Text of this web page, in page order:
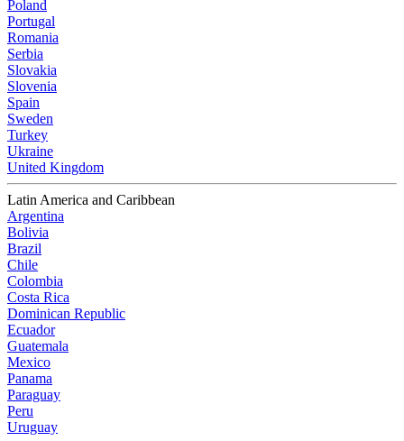
Poland
Portugal
Romania
Serbia
Slovakia
Slovenia
Spain
Sweden
Turkey
Ukraine
United Kingdom
Latin America and Caribbean
Argentina
Bolivia
Brazil
Chile
Colombia
Costa Rica
Dominican Republic
Ecuador
Guatemala
Mexico
Panama
Paraguay
Peru
Uruguay